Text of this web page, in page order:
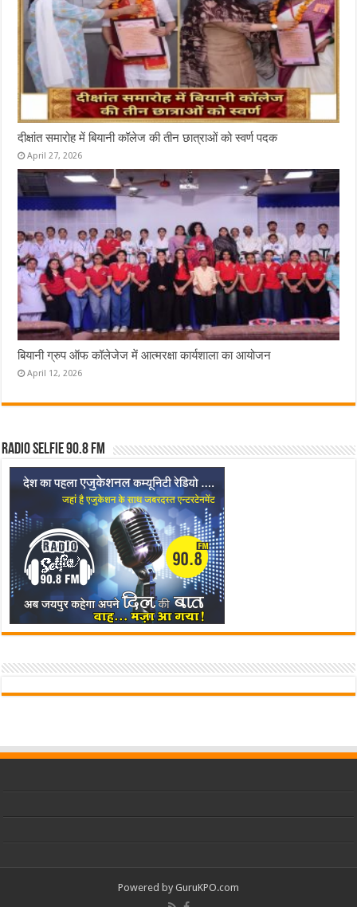
दीक्षांत समारोह में बियानी कॉलेज की तीन छात्राओं को स्वर्ण पदक
April 27, 2026
बियानी ग्रुप ऑफ कॉलेजेज में आत्मरक्षा कार्यशाला का आयोजन
April 12, 2026
Radio Selfie 90.8 FM
Powered by GuruKPO.com